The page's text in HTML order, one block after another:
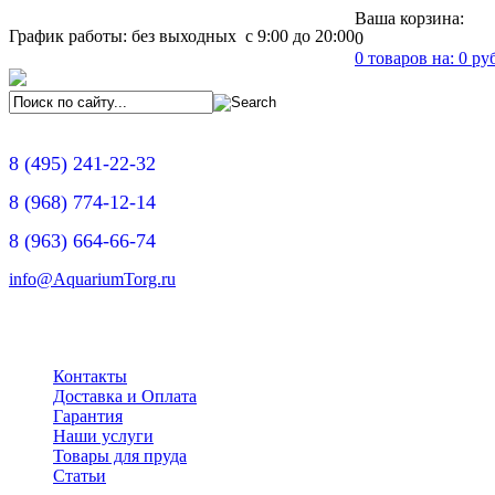
График работы: без выходных с 9:00 до 20:00
Ваша корзина:
0
0 товаров на: 0
8 (495) 241-22-32
8 (968) 774-12-14
8 (963) 664-66-74
info@AquariumTorg.ru
Контакты
Доставка и Оплата
Гарантия
Наши услуги
Товары для пруда
Статьи